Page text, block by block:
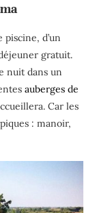
d’un
gratuit.
nuit dans un
auberges de
Car les
: manoir,